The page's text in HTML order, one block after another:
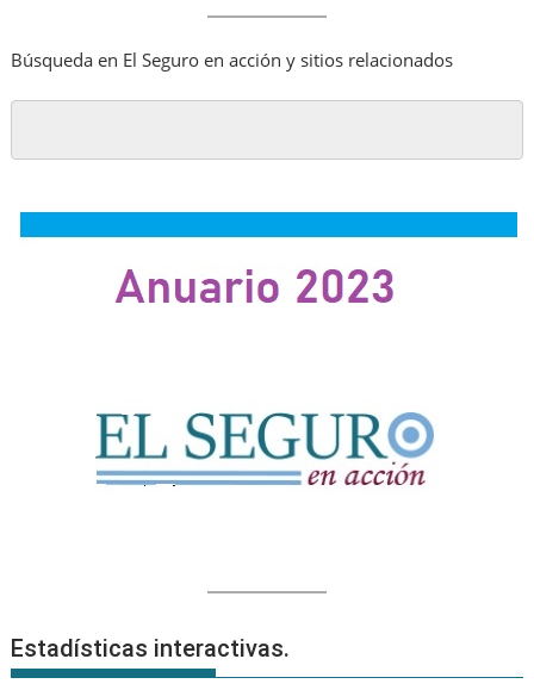
valor
asciende
20.850
millones
USD
Búsqueda en El Seguro en acción y sitios relacionados
Estadísticas interactivas.